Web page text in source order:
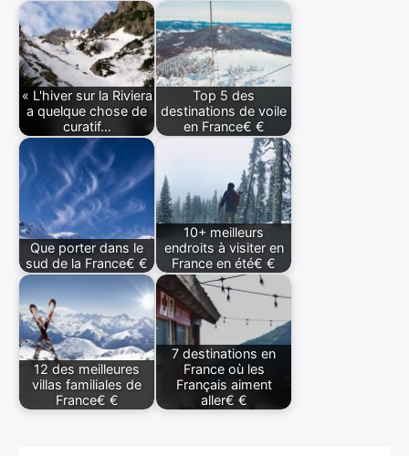
« L'hiver sur la Riviera
a quelque chose de
curatif…
Top 5 des
destinations de voile
en France€ €
Que porter dans le
sud de la France€ €
10+ meilleurs
endroits à visiter en
France en été€ €
12 des meilleures
villas familiales de
France€ €
7 destinations en
France où les
Français aiment
aller€ €